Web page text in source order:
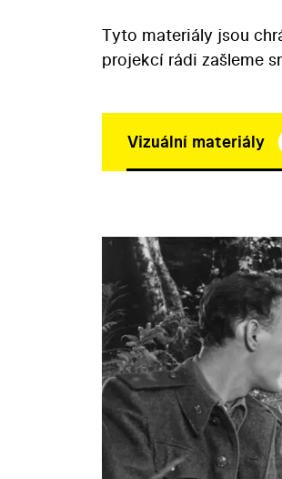
Tyto materiály jsou
projekcí rádi zašleme
Vizuální materiály